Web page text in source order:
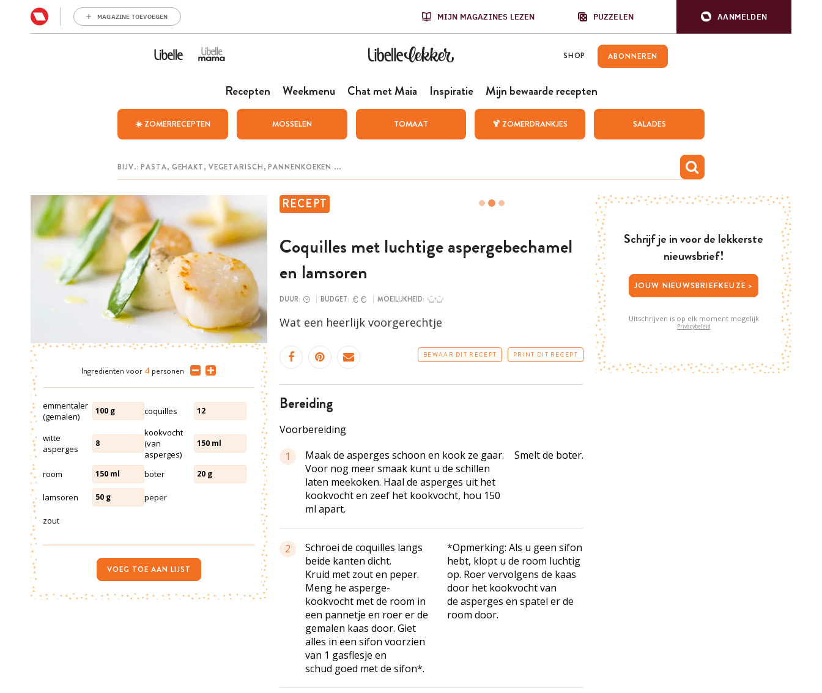
MAGAZINE TOEVOEGEN MIJN MAGAZINES LEZEN PUZZELEN AANMELDEN
SHOP ABONNEREN
Recepten Weekmenu Chat met Maia Inspiratie Mijn bewaarde recepten
☀️ ZOMERRECEPTEN MOSSELEN TOMAAT 🍹 ZOMERDRANKJES SALADES
RECEPT
Coquilles met luchtige aspergebechamel
en lamsoren
DUUR: BUDGET: MOEILIJKHEID:
Wat een heerlijk voorgerechtje
BEWAAR DIT RECEPT PRINT DIT RECEPT
bereiding
Voorbereiding
1
Maak de asperges schoon en kook ze gaar.
Voor nog meer smaak kunt u de schillen
laten meekoken. Haal de asperges uit het
kookvocht en zeef het kookvocht, hou 150
ml apart.
Smelt de boter.
2
Schroei de coquilles langs
beide kanten dicht.
Kruid met zout en peper.
Meng he asperge-
kookvocht met de room in
een pannetje en roer er de
gemalen kaas door. Giet
alles in een sifon voorzien
van 1 gasflesje en
schud goed met de sifon*.
*Opmerking: Als u geen sifon
hebt, klopt u de room luchtig
op. Roer vervolgens de kaas
door het kookvocht van
de asperges en spatel er de
room door.
Ingrediënten voor 4 personen
emmentaler
(gemalen)
100 g coquilles 12
witte
asperges
8
kookvocht
(van
asperges)
150 ml
room 150 ml boter 20 g
lamsoren 50 g peper
zout
VOEG TOE AAN LIJST
Schrijf je in voor de lekkerste
nieuwsbrief!
JOUW NIEUWSBRIEFKEUZE >
Uitschrijven is op elk moment mogelijk
Privacybeleid